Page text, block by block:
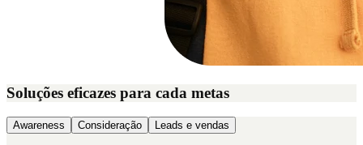
Soluções eficazes para cada metas
Awareness Consideração Leads e vendas